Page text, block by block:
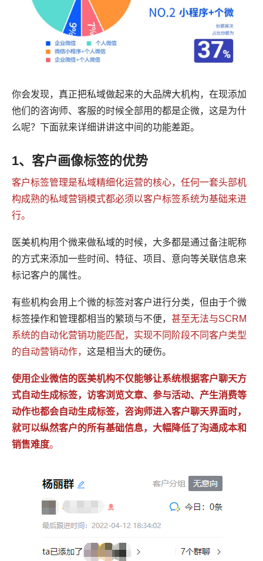
你会发现，真正把私域做起来的大品牌大机构，在现添加
他们的咨询师、客服的时候全部用的都是企微，这是为什
么呢？下面就来详细讲讲这中间的功能差距。
1、客户画像标签的优势
客户标签管理是私域精细化运营的核心，任何一套头部机
构成熟的私域营销模式都必须以客户标签系统为基础来进
行。
医美机构用个微来做私域的时候，大多都是通过备注昵称
的方式来添加一些时间、特征、项目、意向等关联信息来
标记客户的属性。
有些机构会用上个微的标签对客户进行分类，但由于个微
标签操作和管理都相当的繁琐与不便， 甚至无法与SCRM
系统的自动化营销功能匹配，实现不同阶段不同客户类型
的自动营销动作， 这是相当大的硬伤。
使用企业微信的医美机构不仅能够让系统根据客户聊天方
式自动生成标签，访客浏览文章、参与活动、产生消费等
动作也都会自动生成标签，咨询师进入客户聊天界面时，
就可以纵然客户的所有基础信息，大幅降低了沟通成本和
销售难度。